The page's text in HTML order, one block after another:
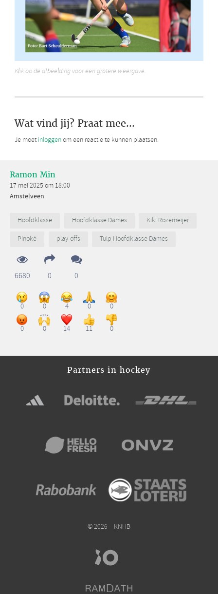
Klik op de afbeelding voor een grotere weergave.
Wat vind jij? Praat mee...
Je moet inloggenom een reactie te kunnen plaatsen.
Ramon Min
17 mei 2025 om 18:00
Amstelveen
Hoofdklasse Hoofdklasse Dames
Kiki Rozemeijer
Pinoké
play-offs Tulp Hoofdklasse Dames
6680 0 0
0 0 4 0 0
0 0 14 11 0
Partners in hockey
© 2026 – KNHB